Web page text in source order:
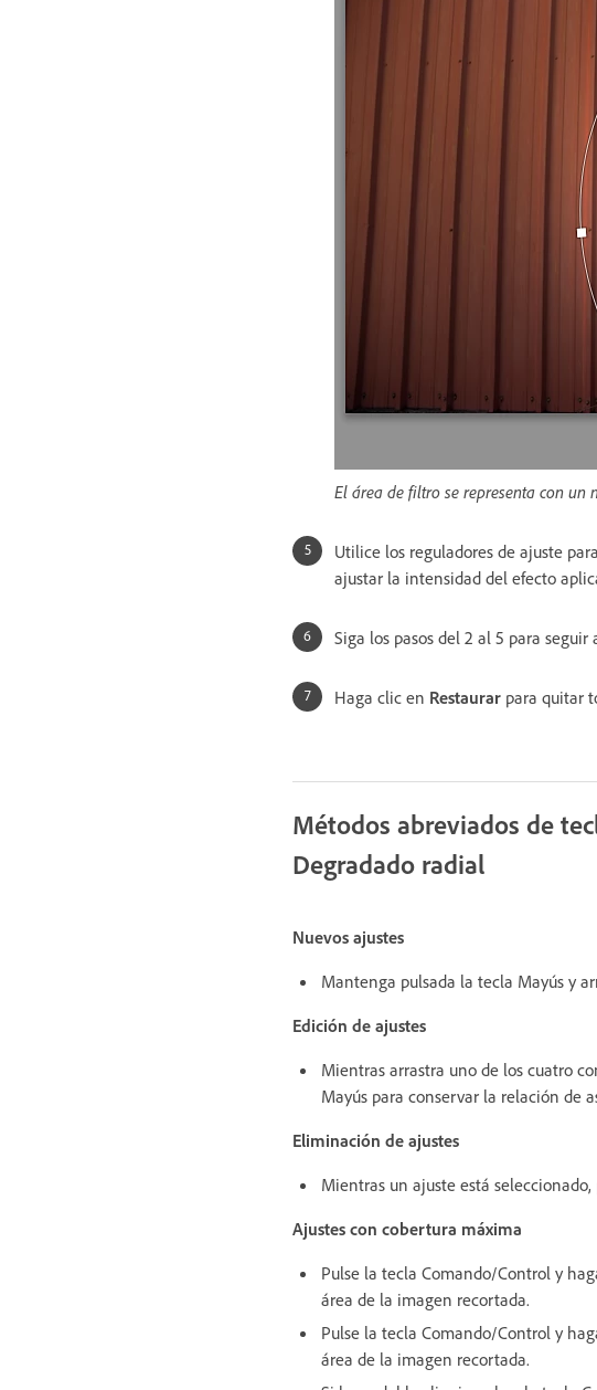
El área de filtro se representa con un
Utilice los reguladores de ajuste
ajustar la intensidad del efecto
Siga los pasos del 2 al 5 para
Haga clic en Restaurar para quitar
Métodos abreviados de
Degradado radial
Nuevos ajustes
Mantenga pulsada la tecla Mayús y
Edición de ajustes
Mientras arrastra uno de los cuatro
Mayús para conservar la relación de
Eliminación de ajustes
Mientras un ajuste está
Ajustes con cobertura máxima
Pulse la tecla Comando/Control y
área de la imagen recortada.
Pulse la tecla Comando/Control y
área de la imagen recortada.